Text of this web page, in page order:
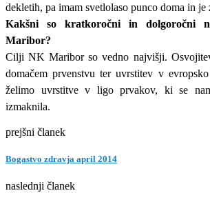
dekletih, pa imam svetlolaso punco doma in je
Kakšni so kratkoročni in dolgoročni
Maribor?
Cilji NK Maribor so vedno najvišji.
domačem prvenstvu ter uvrstitev v
želimo uvrstitve v ligo prvakov, ki se
izmaknila.
prejšni članek
Bogastvo zdravja april 2014
naslednji članek